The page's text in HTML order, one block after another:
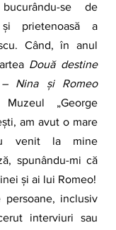
se de
prietenoasă a
Când, în anul
Două destine
Nina și Romeo
„George
am avut o mare
venit la mine
spunându-mi că
și ai lui Romeo!
interviuri sau